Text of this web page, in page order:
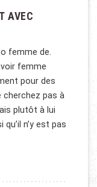
AVEC
femme de.
femme
pour des
cherchez pas à
plutôt à lui
n’y est pas
AVEC NUMERO